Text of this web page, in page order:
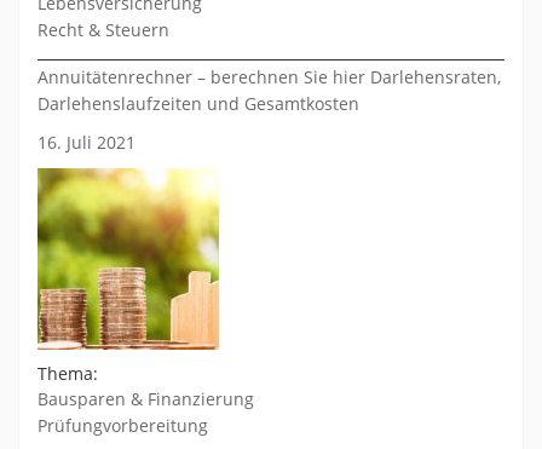
Recht & Steuern
Annuitätenrechner – berechnen Sie hier Darlehensraten,
Darlehenslaufzeiten und Gesamtkosten
16. Juli 2021
Thema:
Bausparen & Finanzierung
Prüfungvorbereitung